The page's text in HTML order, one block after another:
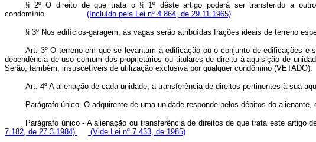
§ 2º O direito de que trata o § 1º dêste artigo poderá ser transferido a
condomínio.
(Incluído pela Lei nº 4.864, de 29.11.1965)
§ 3º Nos edifícios-garagem, às vagas serão atribuídas frações ideais de
Art. 3º O terreno em que se levantam a edificação ou o conjunto de edificações
dependência de uso comum dos proprietários ou titulares de direito à aquisição de
Serão, também, insuscetíveis de utilização exclusiva por qualquer condômino (VETADO).
Art. 4º A alienação de cada unidade, a transferência de direitos pertinentes à sua
Parágrafo único. O adquirente de uma unidade responde pelos débitos do
Parágrafo único - A alienação ou transferência de direitos de que trata este
7.182, de 27.3.1984)
(Vide Lei nº 7.433, de 1985)